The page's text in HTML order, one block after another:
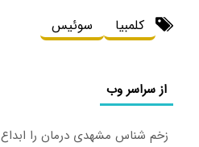
کلمبیا سوئیس
از سراسر وب
زخم شناس مشهدی درمان را ابداع